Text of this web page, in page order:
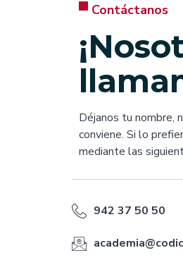
Contáctanos
Déjanos tu nombre,
conviene. Si lo
mediante las
942 37 50 50